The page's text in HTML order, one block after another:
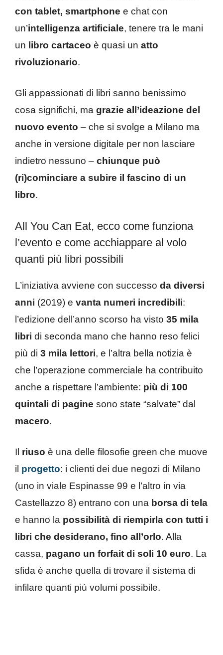
con tablet, smartphone e chat con
un’intelligenza artificiale, tenere tra le mani
un libro cartaceo è quasi un atto
rivoluzionario.
Gli appassionati di libri sanno benissimo
cosa significhi, ma grazie all’ideazione del
nuovo evento – che si svolge a Milano ma
anche in versione digitale per non lasciare
indietro nessuno – chiunque può
(ri)cominciare a subire il fascino di un
libro.
All You Can Eat, ecco come funziona
l’evento e come acchiappare al volo
quanti più libri possibili
L’iniziativa avviene con successo da diversi
anni (2019) e vanta numeri incredibili:
l’edizione dell’anno scorso ha visto 35 mila
libri di seconda mano che hanno reso felici
più di 3 mila lettori, e l’altra bella notizia è
che l’operazione commerciale ha contribuito
anche a rispettare l’ambiente: più di 100
quintali di pagine sono state “salvate” dal
macero.
Il riuso è una delle filosofie green che muove
il progetto: i clienti dei due negozi di Milano
(uno in viale Espinasse 99 e l’altro in via
Castellazzo 8) entrano con una borsa di tela
e hanno la possibilità di riempirla con tutti i
libri che desiderano, fino all’orlo. Alla
cassa, pagano un forfait di soli 10 euro. La
sfida è anche quella di trovare il sistema di
infilare quanti più volumi possibile.